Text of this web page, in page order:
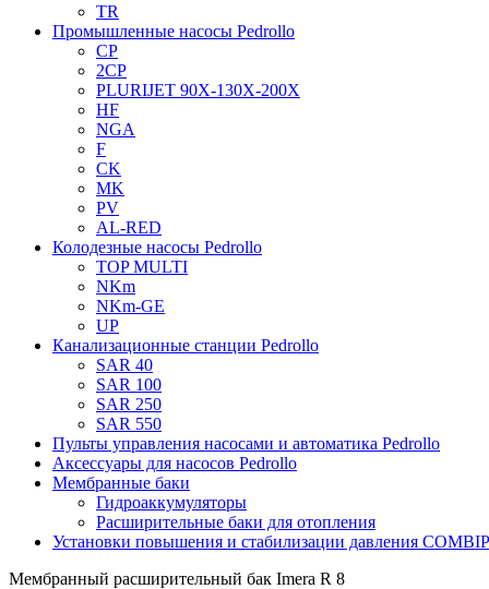
TR
Промышленные насосы Pedrollo
CP
2CP
PLURIJET 90X-130X-200X
HF
NGA
F
CK
MK
PV
AL-RED
Колодезные насосы Pedrollo
TOP MULTI
NKm
NKm-GE
UP
Канализационные станции Pedrollo
SAR 40
SAR 100
SAR 250
SAR 550
Пульты управления насосами и автоматика Pedrollo
Аксессуары для насосов Pedrollo
Мембранные баки
Гидроаккумуляторы
Расширительные баки для отопления
Установки повышения и стабилизации давления
Мембранный расширительный бак Imera R 8